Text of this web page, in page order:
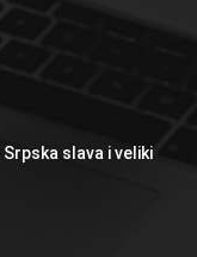
Srpska slava i veliki